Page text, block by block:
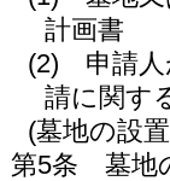
計画書
(2)
申請
請に関す
(墓地の設
第5条
墓地